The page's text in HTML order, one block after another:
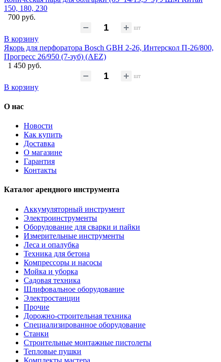
150, 180, 230
700 руб.
шт
В корзину
Якорь для перфоратора Bosch GBH 2-26, Интерскол П-26/800,
Прогресс 26/950 (7-зуб) (AEZ)
1 450 руб.
шт
В корзину
О нас
Новости
Как купить
Доставка
О магазине
Гарантия
Контакты
Каталог арендного инструмента
Аккумуляторный инструмент
Электроинструменты
Оборудование для сварки и пайки
Измерительные инструменты
Леса и опалубка
Техника для бетона
Компрессоры и насосы
Мойка и уборка
Садовая техника
Шлифовальное оборудование
Электростанции
Прочие
Дорожно-строительная техника
Специализированное оборудование
Станки
Строительные монтажные пистолеты
Тепловые пушки
Комплекты мастера